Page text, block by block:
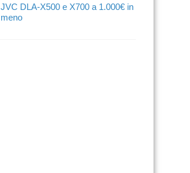
JVC DLA-X500 e X700 a 1.000€ in
meno